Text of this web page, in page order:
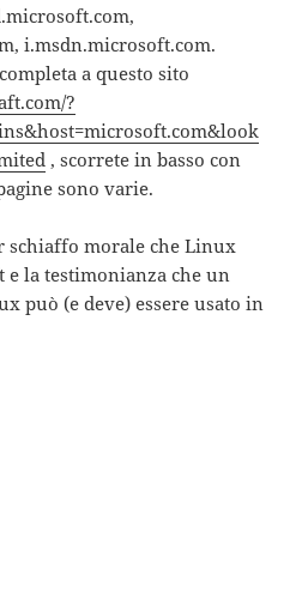
i.msdn.microsoft.com.
a questo sito
?
, scorrete in basso con
sono varie.
schiaffo morale che Linux
e la testimonianza che un
può (e deve) essere usato in